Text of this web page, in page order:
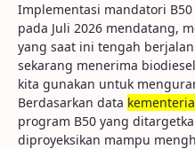
Implementasi mandatori
pada Juli 2026 mendatang,
yang saat ini tengah
sekarang menerima
kita gunakan untuk
Berdasarkan data
program B50 yang
diproyeksikan mampu